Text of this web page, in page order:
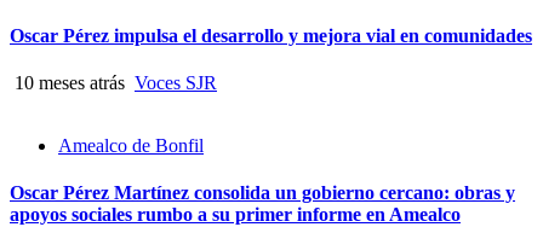
Oscar Pérez impulsa el desarrollo y mejora vial en comunidades
10 meses atrás Voces SJR
Amealco de Bonfil
Oscar Pérez Martínez consolida un gobierno cercano: obras y
apoyos sociales rumbo a su primer informe en Amealco